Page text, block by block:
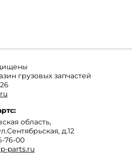
грузовых запчастей
:
область,
д.12
76-00
parts.ru